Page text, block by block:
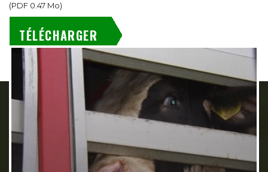
(PDF 0.47 Mo)
TÉLÉCHARGER